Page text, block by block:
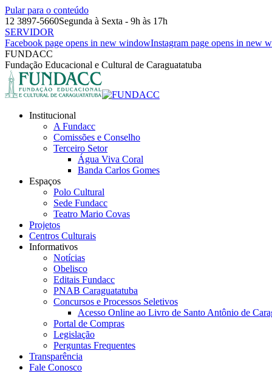
Pular para o conteúdo
12 3897-5660Segunda à Sexta - 9h às 17h
SERVIDOR
Facebook page opens in new windowInstagram page opens in new
FUNDACC
Fundação Educacional e Cultural de Caraguatatuba
Institucional
A Fundacc
Comissões e Conselho
Terceiro Setor
Água Viva Coral
Banda Carlos Gomes
Espaços
Polo Cultural
Sede Fundacc
Teatro Mario Covas
Projetos
Centros Culturais
Informativos
Notícias
Obelisco
Editais Fundacc
PNAB Caraguatatuba
Concursos e Processos Seletivos
Acesso Online ao Livro de Santo Antônio de
Portal de Compras
Legislação
Perguntas Frequentes
Transparência
Fale Conosco